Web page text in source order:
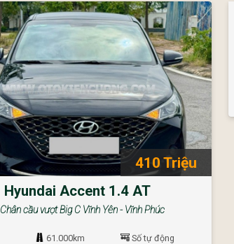
410 Triệu
Hyundai Accent 1.4 AT
Chân cầu vượt Big C Vĩnh Yên - Vĩnh Phúc
61.000km Số tự động